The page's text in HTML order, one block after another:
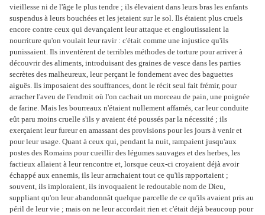
vieillesse ni de l'âge le plus tendre ; ils élevaient dans leurs bras les enfants
suspendus à leurs bouchées et les jetaient sur le sol. Ils étaient plus cruels
encore contre ceux qui devançaient leur attaque et engloutissaient la
nourriture qu'on voulait leur ravir : c'était comme une injustice qu'ils
punissaient. Ils inventèrent de terribles méthodes de torture pour arriver à
découvrir des aliments, introduisant des graines de vesce dans les parties
secrètes des malheureux, leur perçant le fondement avec des baguettes
aiguës. Ils imposaient des souffrances, dont le récit seul fait frémir, pour
arracher l'aveu de l'endroit où l'on cachait un morceau de pain, une poignée
de farine. Mais les bourreaux n'étaient nullement affamés, car leur conduite
eût paru moins cruelle s'ils y avaient été poussés par la nécessité ; ils
exerçaient leur fureur en amassant des provisions pour les jours à venir et
pour leur usage. Quant à ceux qui, pendant la nuit, rampaient jusqu'aux
postes des Romains pour cueillir des légumes sauvages et des herbes, les
factieux allaient à leur rencontre et, lorsque ceux-ci croyaient déjà avoir
échappé aux ennemis, ils leur arrachaient tout ce qu'ils rapportaient ;
souvent, ils imploraient, ils invoquaient le redoutable nom de Dieu,
suppliant qu'on leur abandonnât quelque parcelle de ce qu'ils avaient pris au
péril de leur vie ; mais on ne leur accordait rien et c'était déjà beaucoup pour